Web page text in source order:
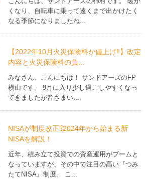
くなり、自転車に乗って遠くまで出かけたく
なる季節になりましたね...
【2022年10月火災保険料が値上げ‼】改定
内容と火災保険料の負…
みなさん、こんにちは！ サンドアーズのFP
横山です。 9月に入り少し過ごしやすくなっ
てきましたが皆さまい...
NISAが制度改正⁉2024年から始まる新
NISAを解説！
近年、積み立て投資での資産運用がブームと
なっていますが、その中で注目の高い『つみ
たてNISA』制度。 こ...